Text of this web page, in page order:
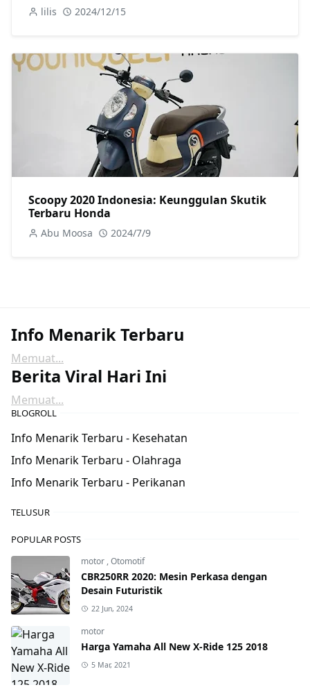
lilis 2024/12/15
Scoopy 2020 Indonesia: Keunggulan Skutik
Terbaru Honda
Abu Moosa 2024/7/9
Info Menarik Terbaru
Memuat...
Berita Viral Hari Ini
Memuat...
BLOGROLL
Info Menarik Terbaru - Kesehatan
Info Menarik Terbaru - Olahraga
Info Menarik Terbaru - Perikanan
TELUSUR
POPULAR POSTS
motor ,Otomotif
CBR250RR 2020: Mesin Perkasa dengan
Desain Futuristik
22 Jun, 2024
motor
Harga Yamaha All New X-Ride 125 2018
5 Mar, 2021